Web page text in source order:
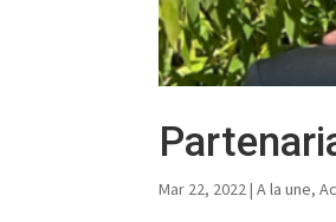
Mar 22, 2022|A la une,